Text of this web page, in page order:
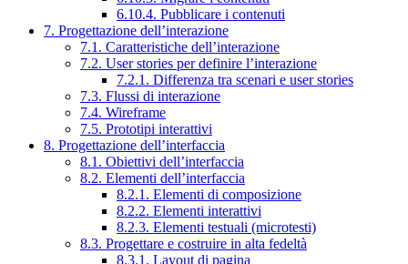
6.10.4. Pubblicare i contenuti
7. Progettazione dell’interazione
7.1. Caratteristiche dell’interazione
7.2. User stories per definire l’interazione
7.2.1. Differenza tra scenari e user stories
7.3. Flussi di interazione
7.4. Wireframe
7.5. Prototipi interattivi
8. Progettazione dell’interfaccia
8.1. Obiettivi dell’interfaccia
8.2. Elementi dell’interfaccia
8.2.1. Elementi di composizione
8.2.2. Elementi interattivi
8.2.3. Elementi testuali (microtesti)
8.3. Progettare e costruire in alta fedeltà
8.3.1. Layout di pagina